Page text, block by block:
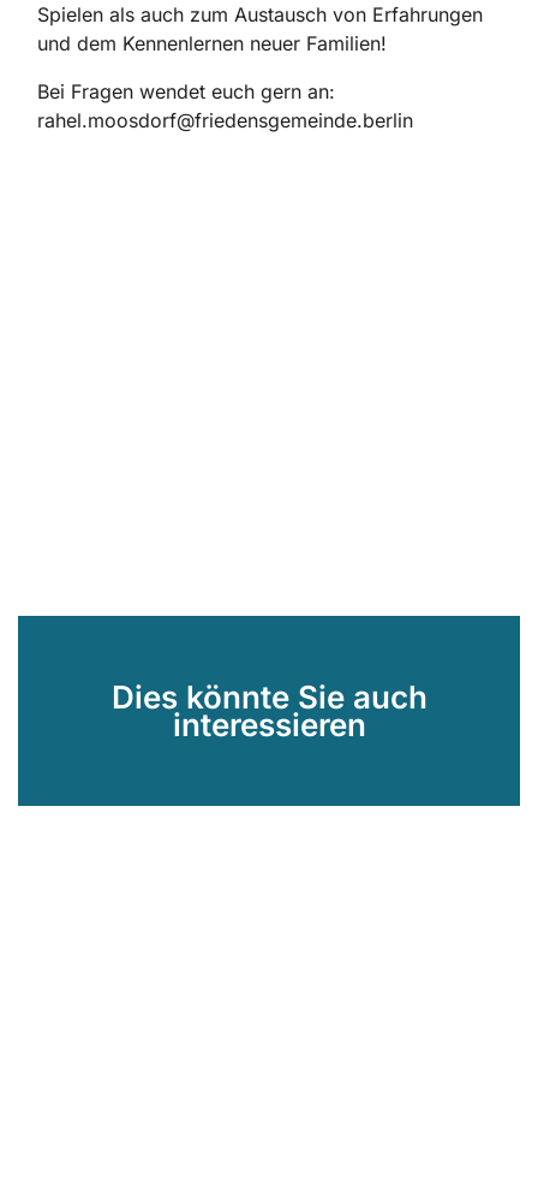
Spielen als auch zum Austausch von Erfahrungen
und dem Kennenlernen neuer Familien!
Bei Fragen wendet euch gern an:
rahel.moosdorf@friedensgemeinde.berlin
Dies könnte Sie auch
interessieren